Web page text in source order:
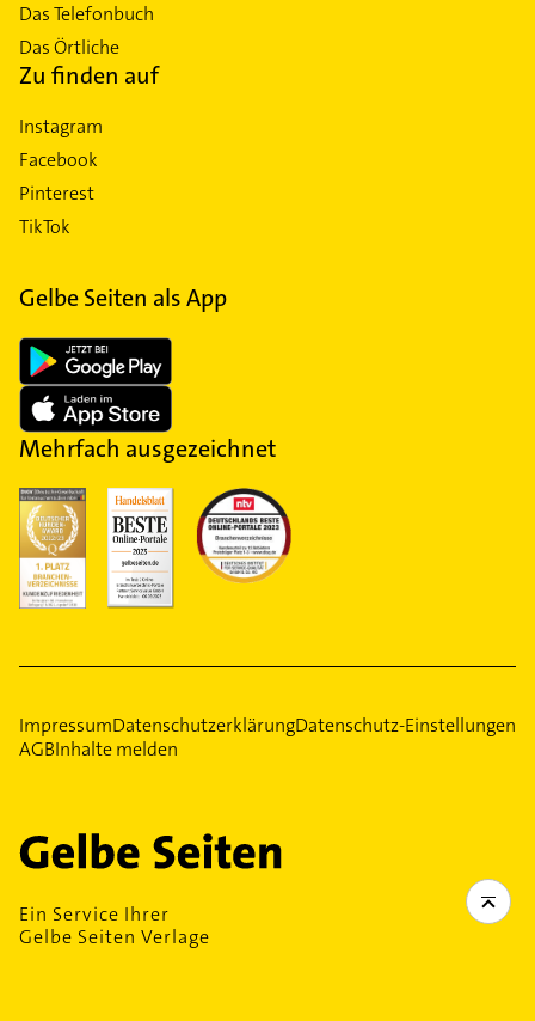
Das Telefonbuch
Das Örtliche
Zu finden auf
Instagram
Facebook
Pinterest
TikTok
Gelbe Seiten als App
Mehrfach ausgezeichnet
ImpressumDatenschutzerklärungDatenschutz-Einstellungen
AGBInhalte melden
Ein Service Ihrer
Gelbe Seiten Verlage